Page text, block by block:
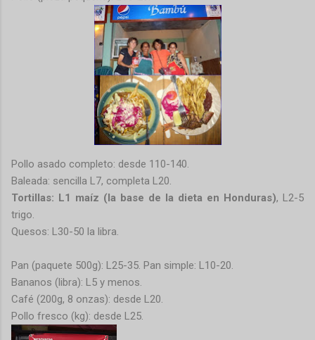
Pollo asado completo: desde 110-140.
Baleada: sencilla L7, completa L20.
Tortillas: L1 maíz (la base de la dieta en Honduras), L2-5
trigo.
Quesos: L30-50 la libra.
Pan (paquete 500g): L25-35. Pan simple: L10-20.
Bananos (libra): L5 y menos.
Café (200g, 8 onzas): desde L20.
Pollo fresco (kg): desde L25.